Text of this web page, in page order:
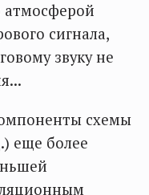
атмосферой
сигнала,
звуку не
схемы
еще более